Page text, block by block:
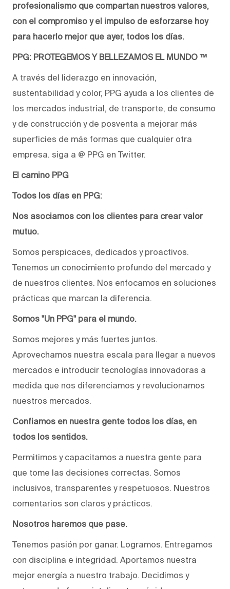
profesionalismo que compartan nuestros valores,
con el compromiso y el impulso de esforzarse hoy
para hacerlo mejor que ayer, todos los días.
PPG: PROTEGEMOS Y BELLEZAMOS EL MUNDO ™
A través del liderazgo en innovación,
sustentabilidad y color, PPG ayuda a los clientes de
los mercados industrial, de transporte, de consumo
y de construcción y de posventa a mejorar más
superficies de más formas que cualquier otra
empresa. siga a @ PPG en Twitter.
El camino PPG
Todos los días en PPG:
Nos asociamos con los clientes para crear valor
mutuo.
Somos perspicaces, dedicados y proactivos.
Tenemos un conocimiento profundo del mercado y
de nuestros clientes. Nos enfocamos en soluciones
prácticas que marcan la diferencia.
Somos "Un PPG" para el mundo.
Somos mejores y más fuertes juntos.
Aprovechamos nuestra escala para llegar a nuevos
mercados e introducir tecnologías innovadoras a
medida que nos diferenciamos y revolucionamos
nuestros mercados.
Confiamos en nuestra gente todos los días, en
todos los sentidos.
Permitimos y capacitamos a nuestra gente para
que tome las decisiones correctas. Somos
inclusivos, transparentes y respetuosos. Nuestros
comentarios son claros y prácticos.
Nosotros haremos que pase.
Tenemos pasión por ganar. Logramos. Entregamos
con disciplina e integridad. Aportamos nuestra
mejor energía a nuestro trabajo. Decidimos y